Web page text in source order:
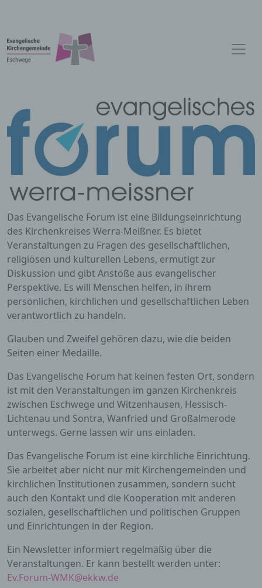
Das Evangelische Forum ist eine Bildungseinrichtung
des Kirchenkreises Werra-Meißner. Es bietet
Veranstaltungen zu Fragen des gesellschaftlichen,
religiösen und kulturellen Lebens, ermutigt zur
Diskussion und gibt Anstöße aus evangelischer
Perspektive. Es will Menschen helfen, in ihrem
persönlichen, kirchlichen und gesellschaftlichen Leben
verantwortlich zu handeln.
Glauben und Zweifel gehören dazu, wie die beiden
Seiten einer Medaille.
Das Evangelische Forum hat keinen festen Ort, sondern
ist mit den Veranstaltungen im ganzen Kirchenkreis
zwischen Eschwege und Witzenhausen, Hessisch-
Lichtenau und Sontra, Wanfried und Großalmerode
unterwegs. Gerne lassen wir uns einladen.
Das Evangelische Forum ist eine kirchliche Einrichtung.
Sie arbeitet aber nicht nur mit Kirchengemeinden und
kirchlichen Institutionen zusammen, sondern sucht
auch den Kontakt und die Kooperation mit anderen
sozialen, gesellschaftlichen und politischen Gruppen
und Einrichtungen in der Region.
Ein Newsletter informiert regelmäßig über die
Veranstaltungen. Er kann bestellt werden unter:
Ev.Forum-WMK@ekkw.de